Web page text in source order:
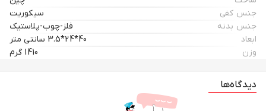
جنس کفی
سیکوریت
جنس بدنه
فلز-چوب-پلاستیک
ابعاد
40*24*3.5 سانتی متر
وزن
1410 گرم
دیدگاه‌ها